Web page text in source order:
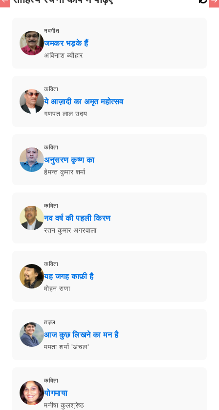
नवगीत
जमकर भड़के हैं
अविनाश ब्यौहार
कविता
ये आज़ादी का अमृत महोत्सव
गणपत लाल उदय
कविता
अनुसरण कृष्ण का
हेमन्त कुमार शर्मा
कविता
नव वर्ष की पहली किरण
रतन कुमार अगरवाला
कविता
यह जगह काफ़ी है
मोहन राणा
ग़ज़ल
आज कुछ लिखने का मन है
ममता शर्मा 'अंचल'
कविता
योगमाया
मनीषा कुलश्रेष्ठ